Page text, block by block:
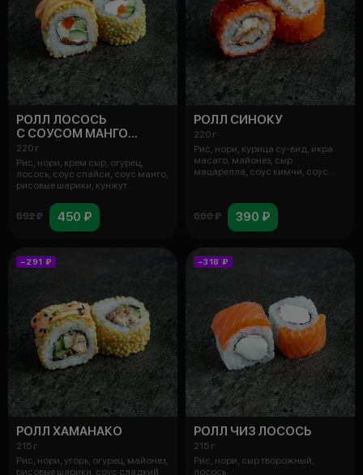
РОЛЛ ЛОСОСЬ
С СОУСОМ МАНГО
И СПАЙСИ
220 г
Рис, нори, крем сыр, огурец,
лосось, соус спайси, соус манго,
рисовые шарики, кунжут.
692 ₽ 450 ₽
РОЛЛ СИНОКУ
220 г
Рис, нори, курица су-вид, икра
масаго, майонез, сыр
мацарелла, соус кимчи, соус
600 ₽ 390 ₽
−291 ₽
РОЛЛ ХАМАНАКО
215 г
Рис, нори, угорь, огурец, майонез,
рисовые шарики, соус сладкий
−318 ₽
РОЛЛ ЧИЗ ЛОСОСЬ
215 г
Рис, нори, сыр творожный,
лосось.